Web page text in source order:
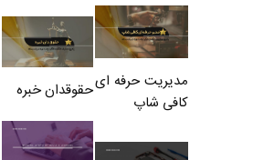
مدیریت حرفه ای
کافی شاپ
حقوقدان خبره